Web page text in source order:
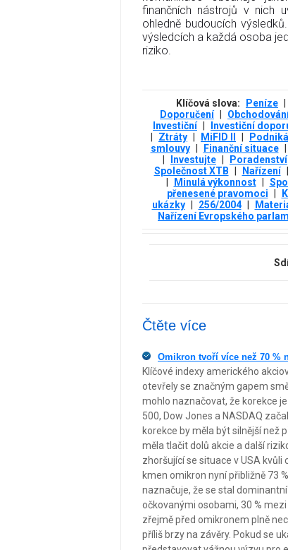
finančních nástrojů v nich
ohledně budoucích
výsledcích a každá osoba
riziko.
Klíčová slova: Peníze
Doporučení
Investiční
Investiční
Ztráty MiFID II
smlouvy
Finanční situace
Investujte Poradenství
Společnost XTB
Nařízení
Minulá výkonnost
přenesené pravomoci
ukázky
256/2004
Nařízení Evropského
Čtěte více
Omikron tvoří více než 70 %
Klíčové indexy amerického
otevřely se značným gapem
mohlo naznačovat, že korekce
500, Dow Jones a NASDAQ
korekce by měla být silnější než
měla tlačit dolů akcie a další
zhoršující se situace v USA
kmen omikron nyní přibližně 73
naznačuje, že se stal
očkovanými osobami, 30 %
zřejmě před omikronem plně
příliš brzy na závěry. Pokud se